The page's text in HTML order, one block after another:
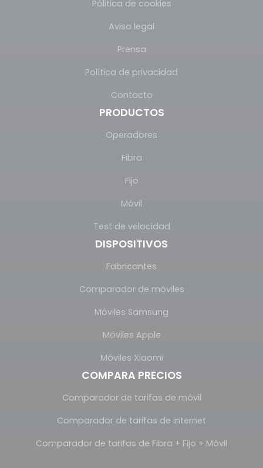
Pólitica de cookies
Aviso legal
Prensa
Política de privacidad
Contacto
PRODUCTOS
Operadores
Fibra
Fijo
Móvil
Test de velocidad
DISPOSITIVOS
Fabricantes
Comparador de móviles
Móviles Samsung
Móviles Apple
Móviles Xiaomi
COMPARA PRECIOS
Comparador de tarifas de móvil
Comparador de tarifas de internet
Comparador de tarifas de Fibra + Fijo + Móvil